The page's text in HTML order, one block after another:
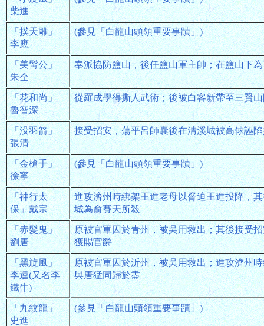
柴進
「撲天雕」
李應
(參見「白龍山頭領重要事蹟」)
「美髯公」
朱仝
奉派協防鹽山，後任鹽山軍主帥；在鹽山下
「花和尚」
魯智深
從羅成學得撕人武術；後被白客新帶至三賢
「没羽箭」
張清
接受招安，蕩平呂師囊後在清溪城被高俅誣
「金槍手」
徐寧
(參見「白龍山頭領重要事蹟」)
「神行太
保」戴宗
進攻濟州時綁架王進老母以脅迫王進投降，
城為俞賽天所殺
「赤髮鬼」
劉唐
原被官軍囚於青州，被吳用救出；其後接受
獲賜官爵
「黑旋風」
李逵(又名李
鐵牛)
原被官軍囚於沂州，被吳用救出；進攻濟州
與唐猛同歸於盡
「九紋龍」
史進
(參見「白龍山頭領重要事蹟」)